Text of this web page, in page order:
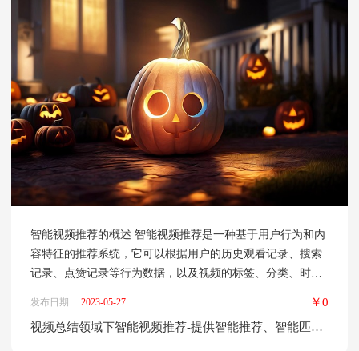
智能视频推荐的概述 智能视频推荐是一种基于用户行为和内
容特征的推荐系统，它可以根据用户的历史观看记录、搜索
记录、点赞记录等行为数据，以及视频的标签、分类、时
容。智能视频推荐的重要性在于，它可以提高用户的观看体
验和满意度，同时也可以帮助视频平台提高用户留存率和收
发布日期 2023-05-27
￥0
视频总结领域下智能视频推荐-提供智能推荐、智能匹配等服务